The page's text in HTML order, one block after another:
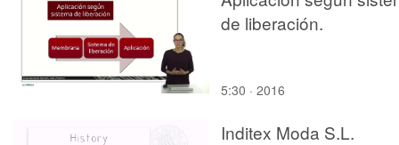
de liberación.
5:30 · 2016
Inditex Moda S.L.